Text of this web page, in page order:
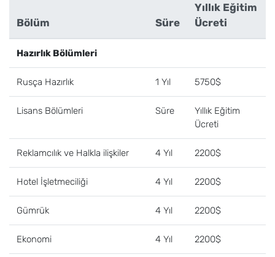
Bölüm Süre
Yıllık Eğitim
Ücreti
Hazırlık Bölümleri
Rusça Hazırlık 1 Yıl 5750$
Lisans Bölümleri Süre
Yıllık Eğitim
Ücreti
Reklamcılık ve Halkla ilişkiler 4 Yıl 2200$
Hotel İşletmeciliği 4 Yıl 2200$
Gümrük 4 Yıl 2200$
Ekonomi 4 Yıl 2200$